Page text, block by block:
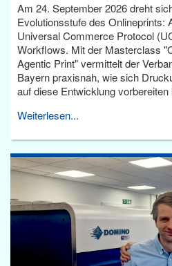
Am 24. September 2026 dreht
Evolutionsstufe des Onlineprints:
Universal Commerce Protocol
Workflows. Mit der Masterclass
Agentic Print" vermittelt der
Bayern praxisnah, wie sich
auf diese Entwicklung vorbereiten
Weiterlesen...